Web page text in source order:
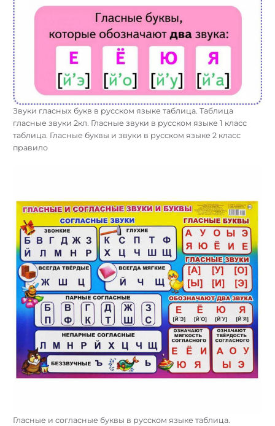
Звуки гласных букв в русском языке таблица. Таблица
гласные звуки 2кл. Гласные звуки в русском языке 1 класс
таблица. Гласные буквы и звуки в русском языке 2 класс
правило
Гласные и согласные буквы в русском языке таблица.